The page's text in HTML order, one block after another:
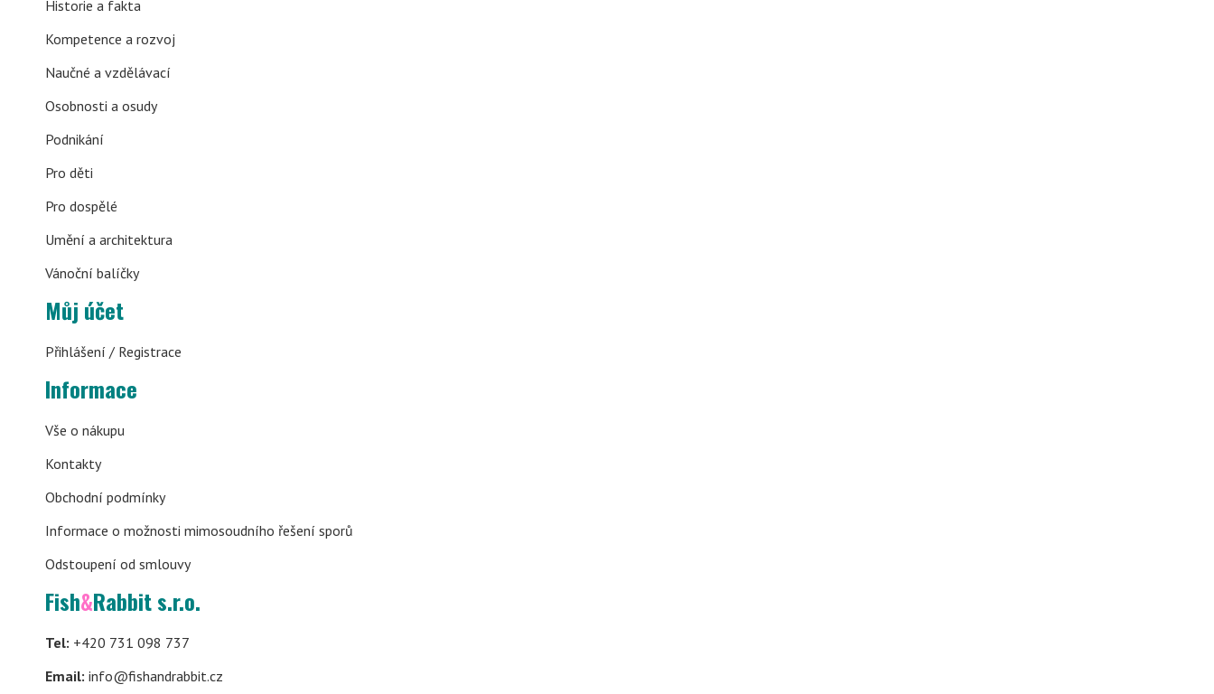
Historie a fakta
Kompetence a rozvoj
Naučné a vzdělávací
Osobnosti a osudy
Podnikání
Pro děti
Pro dospělé
Umění a architektura
Vánoční balíčky
Můj účet
Přihlášení / Registrace
Informace
Vše o nákupu
Kontakty
Obchodní podmínky
Informace o možnosti mimosoudního řešení sporů
Odstoupení od smlouvy
Fish&Rabbit s.r.o.
Tel: +420 731 098 737
Email: info@fishandrabbit.cz